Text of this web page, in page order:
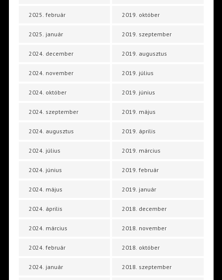
2025. február
2025. január
2024. december
2024. november
2024. október
2024. szeptember
2024. augusztus
2024. július
2024. június
2024. május
2024. április
2024. március
2024. február
2024. január
2019. október
2019. szeptember
2019. augusztus
2019. július
2019. június
2019. május
2019. április
2019. március
2019. február
2019. január
2018. december
2018. november
2018. október
2018. szeptember